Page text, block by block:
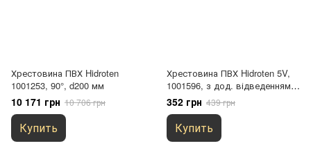
Хрестовина ПВХ Hidroten
1001253, 90°, d200 мм
10 171 грн 10 706 грн
Купить
Хрестовина ПВХ Hidroten 5V,
1001596, з дод. відведенням,
d50 мм
352 грн 439 грн
Купить